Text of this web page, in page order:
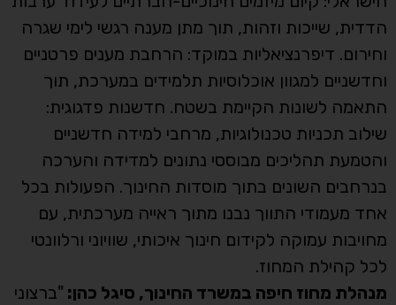
הדדית, שייכות וזהות, תוך מתן מענה רגשי לימי שגרה
וחירום. דיפרנציאליות במוקד: הרחבת מענים פרטניים
וחדשניים למגוון אוכלוסיות תלמידים במערכת, תוך
התאמה לשונות הקיימת בשטח. חדשנות פדגוגית:
שילוב תכניות טכנולוגיות, מרחבי למידה חדשניים
והטמעת תהליכים מבוססי נתונים למדידה והערכה
בנרחבים השונים בתוך מוסדות החינוך. הפעולות בכל
אחד מעמודי התווך נבנו מתוך ראייה מערכתית, עם
מחויבות עמוקה לקידום חינוך איכותי, שוויוני ורלוונטי
לכל קהילת המחוז.
מנהלת מחוז חיפה במשרד החינוך, סיגל כהן: "ברצוני